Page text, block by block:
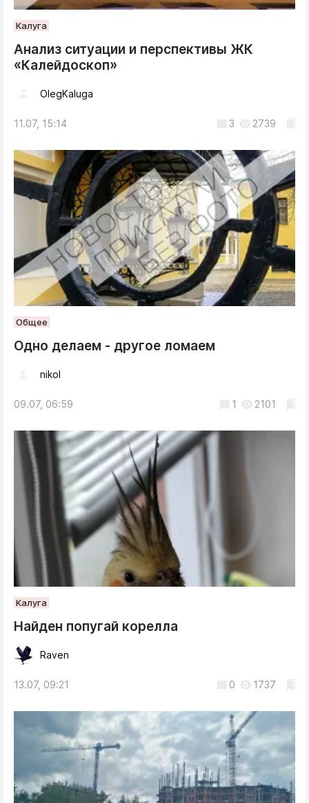
Калуга
Анализ ситуации и перспективы ЖК
«Калейдоскоп»
OlegKaluga
11.07, 15:14 3 2739
Общее
Одно делаем - другое ломаем
nikol
09.07, 06:59 1 2101
Калуга
Найден попугай корелла
Raven
13.07, 09:21 0 1737